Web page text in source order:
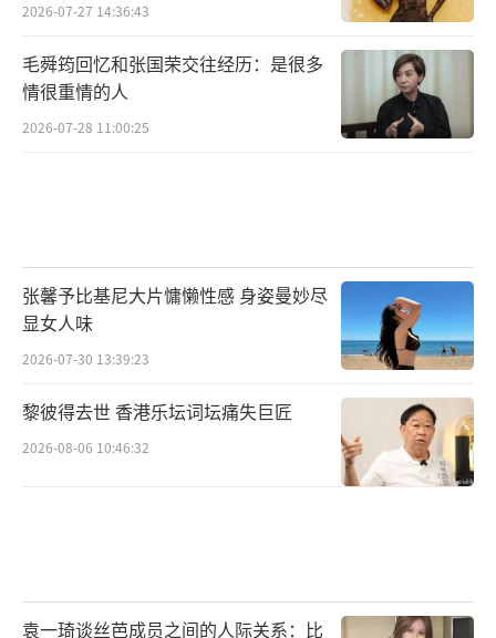
2026-07-27 14:36:43
毛舜筠回忆和张国荣交往经历：是很多
情很重情的人
2026-07-28 11:00:25
张馨予比基尼大片慵懒性感 身姿曼妙尽
显女人味
2026-07-30 13:39:23
黎彼得去世 香港乐坛词坛痛失巨匠
2026-08-06 10:46:32
袁一琦谈丝芭成员之间的人际关系：比